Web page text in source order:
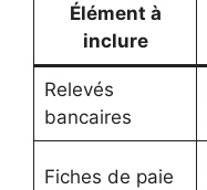
Élément à
inclure
Relevés
bancaires
Fiches de paie